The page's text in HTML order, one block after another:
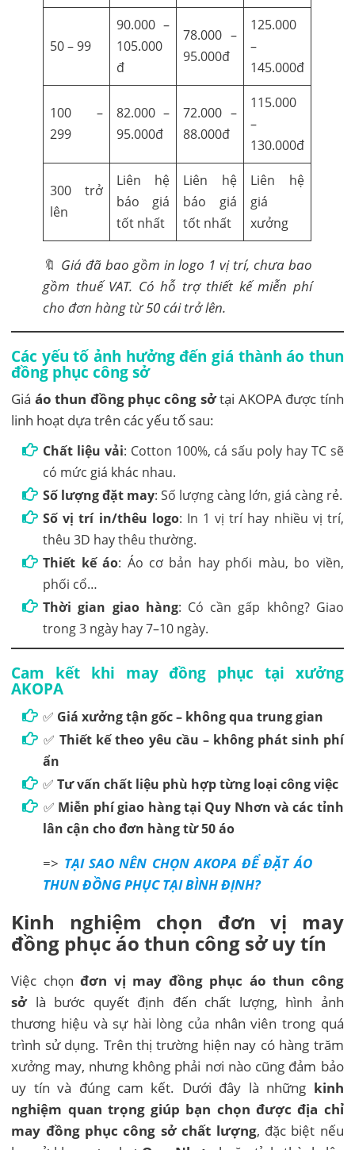
50 – 99
90.000 –
105.000
đ
78.000 –
95.000đ
125.000
–
145.000đ
100 –
299
82.000 –
95.000đ
72.000 –
88.000đ
115.000
–
130.000đ
300 trở
lên
Liên hệ
báo giá
tốt nhất
Liên hệ
báo giá
tốt nhất
Liên hệ
giá
xưởng
🔖 Giá đã bao gồm in logo 1 vị trí, chưa bao
gồm thuế VAT. Có hỗ trợ thiết kế miễn phí
cho đơn hàng từ 50 cái trở lên.
Các yếu tố ảnh hưởng đến giá thành áo thun
đồng phục công sở
Giá áo thun đồng phục công sởtại AKOPA được tính
linh hoạt dựa trên các yếu tố sau:
Chất liệu vải: Cotton 100%, cá sấu poly hay TC sẽ
có mức giá khác nhau.
Số lượng đặt may: Số lượng càng lớn, giá càng rẻ.
Số vị trí in/thêu logo: In 1 vị trí hay nhiều vị trí,
thêu 3D hay thêu thường.
Thiết kế áo: Áo cơ bản hay phối màu, bo viền,
phối cổ…
Thời gian giao hàng: Có cần gấp không? Giao
trong 3 ngày hay 7–10 ngày.
Cam kết khi may đồng phục tại xưởng
AKOPA
✅ Giá xưởng tận gốc – không qua trung gian
✅Thiết kế theo yêu cầu – không phát sinh phí
ẩn
✅Tư vấn chất liệu phù hợp từng loại công việc
✅ Miễn phí giao hàng tại Quy Nhơn và các tỉnh
lân cận cho đơn hàng từ 50 áo
=> TẠI SAO NÊN CHỌN AKOPA ĐỂ ĐẶT ÁO
THUN ĐỒNG PHỤC TẠI BÌNH ĐỊNH?
Kinh nghiệm chọn đơn vị may
đồng phục áo thun công sở uy tín
Việc chọnđơn vị may đồng phục áo thun công
sởlà bước quyết định đến chất lượng, hình ảnh
thương hiệu và sự hài lòng của nhân viên trong quá
trình sử dụng. Trên thị trường hiện nay có hàng trăm
xưởng may, nhưng không phải nơi nào cũng đảm bảo
uy tín và đúng cam kết. Dưới đây là những kinh
nghiệm quan trọng giúp bạn chọn được địa chỉ
may đồng phục công sở chất lượng, đặc biệt nếu